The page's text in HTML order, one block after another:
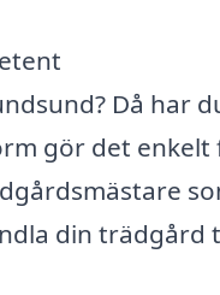
Då har
gör det enkelt
din trädgård